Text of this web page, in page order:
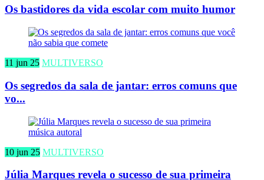
Os bastidores da vida escolar com muito humor
11 jun 25 MULTIVERSO
Os segredos da sala de jantar: erros comuns que
vo...
10 jun 25 MULTIVERSO
Júlia Marques revela o sucesso de sua primeira